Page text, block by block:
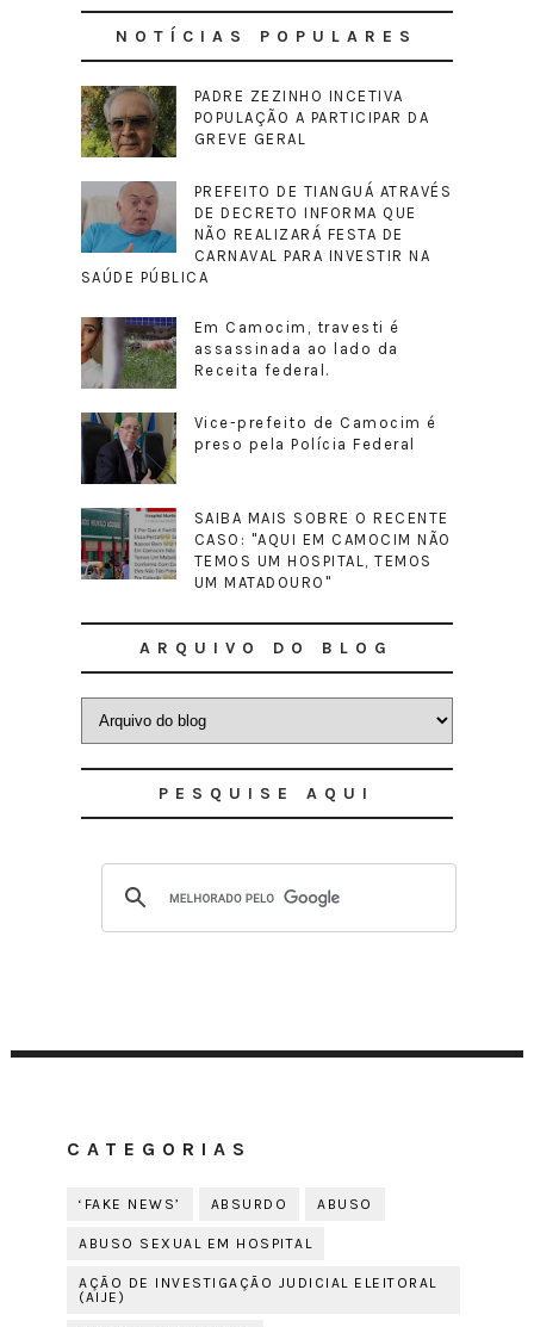
NOTÍCIAS POPULARES
PADRE ZEZINHO INCETIVA
POPULAÇÃO A PARTICIPAR DA
GREVE GERAL
PREFEITO DE TIANGUÁ ATRAVÉS
DE DECRETO INFORMA QUE
NÃO REALIZARÁ FESTA DE
CARNAVAL PARA INVESTIR NA
SAÚDE PÚBLICA
Em Camocim, travesti é
assassinada ao lado da
Receita federal.
Vice-prefeito de Camocim é
preso pela Polícia Federal
SAIBA MAIS SOBRE O RECENTE
CASO: "AQUI EM CAMOCIM NÃO
TEMOS UM HOSPITAL, TEMOS
UM MATADOURO"
ARQUIVO DO BLOG
PESQUISE AQUI
CATEGORIAS
‘FAKE NEWS’ ABSURDO ABUSO
ABUSO SEXUAL EM HOSPITAL
AÇÃO DE INVESTIGAÇÃO JUDICIAL ELEITORAL
(AIJE)